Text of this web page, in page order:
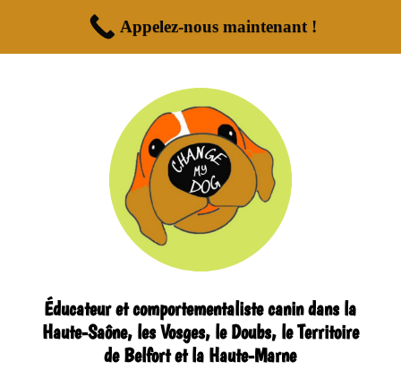
Éducateur et comportementaliste canin dans la
Haute-Saône, les Vosges, le Doubs, le Territoire
de Belfort et la Haute-Marne
Appelez-nous maintenant !